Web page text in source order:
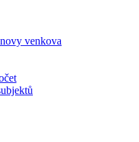
venkova